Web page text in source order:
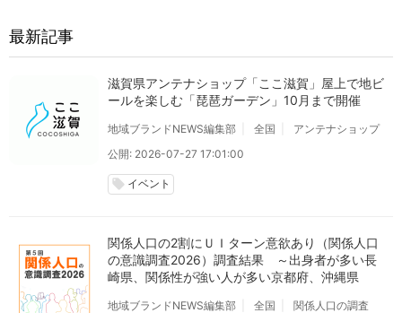
最新記事
滋賀県アンテナショップ「ここ滋賀」屋上で地ビ
ールを楽しむ「琵琶ガーデン」10月まで開催
地域ブランドNEWS編集部 全国
アンテナショップ
公開: 2026-07-27 17:01:00
local_offer イベント
関係人口の2割にＵＩターン意欲あり（関係人口
の意識調査2026）調査結果 ～出身者が多い長
崎県、関係性が強い人が多い京都府、沖縄県
地域ブランドNEWS編集部 全国
関係人口の調査